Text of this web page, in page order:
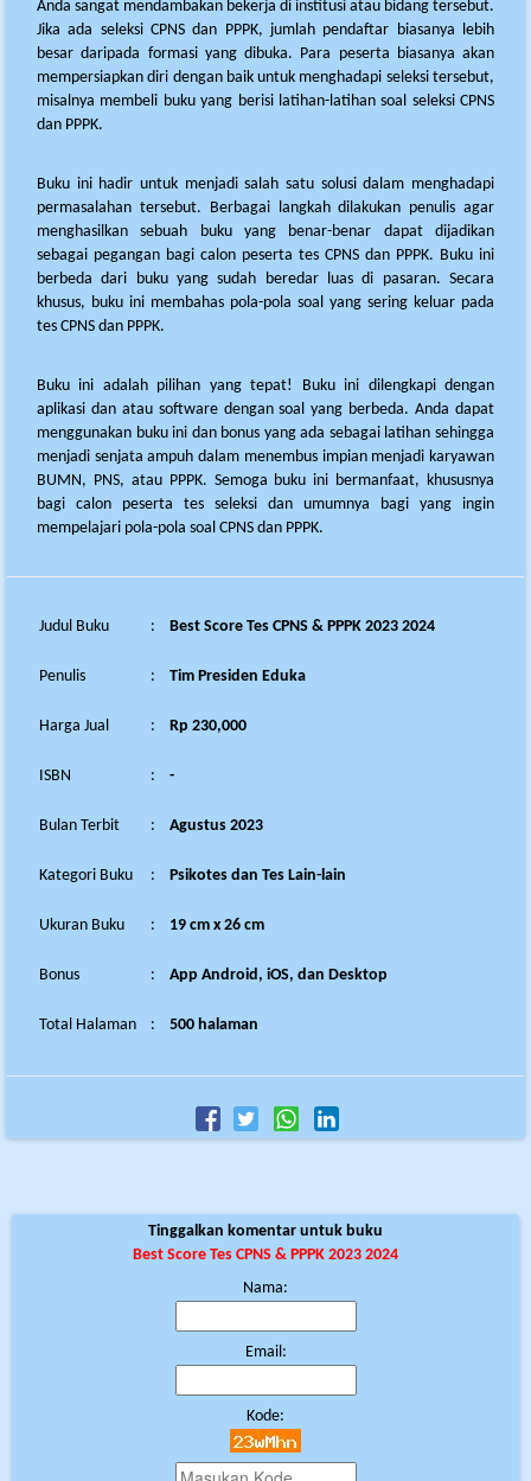
Anda sangat mendambakan bekerja di institusi atau bidang tersebut.
Jika ada seleksi CPNS dan PPPK, jumlah pendaftar biasanya lebih
besar daripada formasi yang dibuka. Para peserta biasanya akan
mempersiapkan diri dengan baik untuk menghadapi seleksi tersebut,
misalnya membeli buku yang berisi latihan-latihan soal seleksi CPNS
dan PPPK.
Buku ini hadir untuk menjadi salah satu solusi dalam menghadapi
permasalahan tersebut. Berbagai langkah dilakukan penulis agar
menghasilkan sebuah buku yang benar-benar dapat dijadikan
sebagai pegangan bagi calon peserta tes CPNS dan PPPK. Buku ini
berbeda dari buku yang sudah beredar luas di pasaran. Secara
khusus, buku ini membahas pola-pola soal yang sering keluar pada
tes CPNS dan PPPK.
Buku ini adalah pilihan yang tepat! Buku ini dilengkapi dengan
aplikasi dan atau software dengan soal yang berbeda. Anda dapat
menggunakan buku ini dan bonus yang ada sebagai latihan sehingga
menjadi senjata ampuh dalam menembus impian menjadi karyawan
BUMN, PNS, atau PPPK. Semoga buku ini bermanfaat, khususnya
bagi calon peserta tes seleksi dan umumnya bagi yang ingin
mempelajari pola-pola soal CPNS dan PPPK.
Judul Buku : Best Score Tes CPNS & PPPK 2023 2024
Penulis : Tim Presiden Eduka
Harga Jual : Rp 230,000
ISBN : -
Bulan Terbit : Agustus 2023
Kategori Buku : Psikotes dan Tes Lain-lain
Ukuran Buku : 19 cm x 26 cm
Bonus : App Android, iOS, dan Desktop
Total Halaman : 500 halaman
Tinggalkan komentar untuk buku
Best Score Tes CPNS & PPPK 2023 2024
Nama:
Email:
Kode: